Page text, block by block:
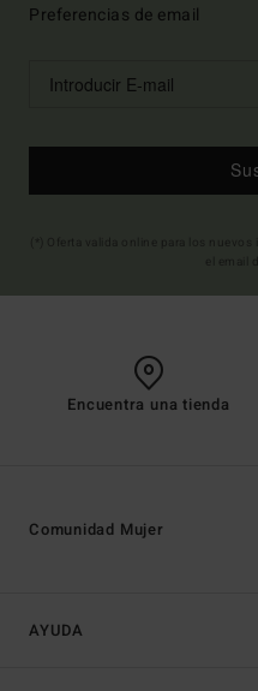
Preferencias de email
Encuentra una tienda
AYUDA
Comunidad Mujer